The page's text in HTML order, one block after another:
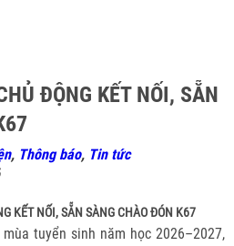
ĐỘNG KẾT NỐI, SẴN
, Thông báo, Tin tức
KẾT NỐI, SẴN SÀNG CHÀO ĐÓN K67
tuyển sinh năm học 2026–2027,